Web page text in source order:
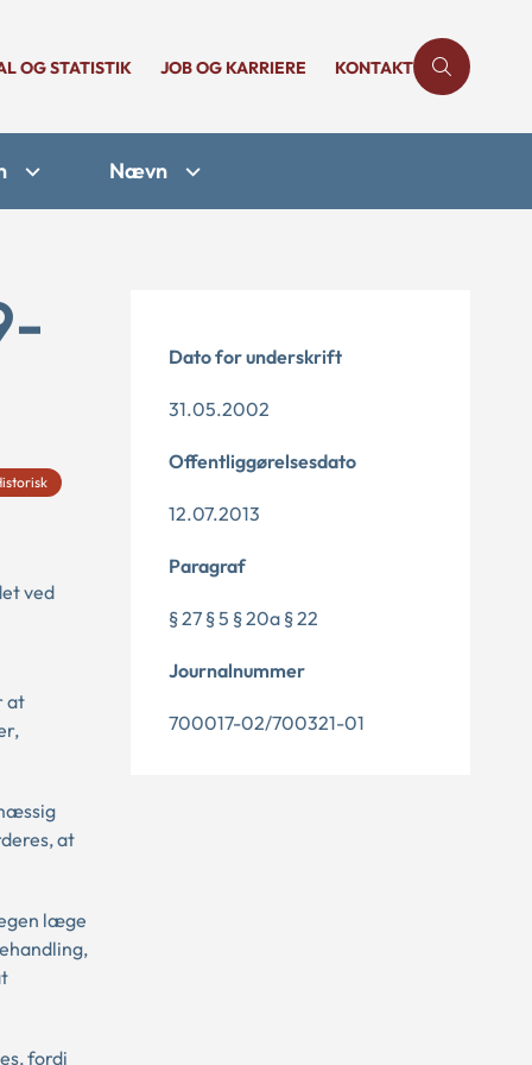
OG STATISTIK JOB OG KARRIERE KONTAKT
Nævn
ved
at
at
læge
fordi
Dato for underskrift
31.05.2002
Offentliggørelsesdato
12.07.2013
Paragraf
§ 27 § 5 § 20a § 22
Journalnummer
700017-02/700321-01